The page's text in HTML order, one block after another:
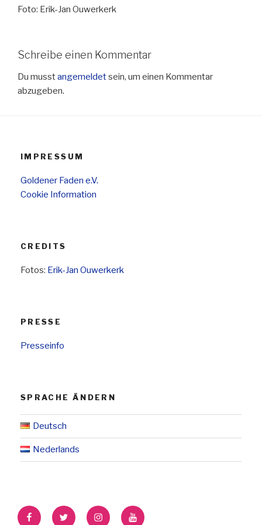
Foto: Erik-Jan Ouwerkerk
Schreibe einen Kommentar
Du musstangemeldetsein, um einen Kommentar
abzugeben.
IMPRESSUM
Goldener Faden e.V.
Cookie Information
CREDITS
Fotos: Erik-Jan Ouwerkerk
PRESSE
Presseinfo
SPRACHE ÄNDERN
Deutsch
Nederlands
FacebookTwitter InstagramYouTube